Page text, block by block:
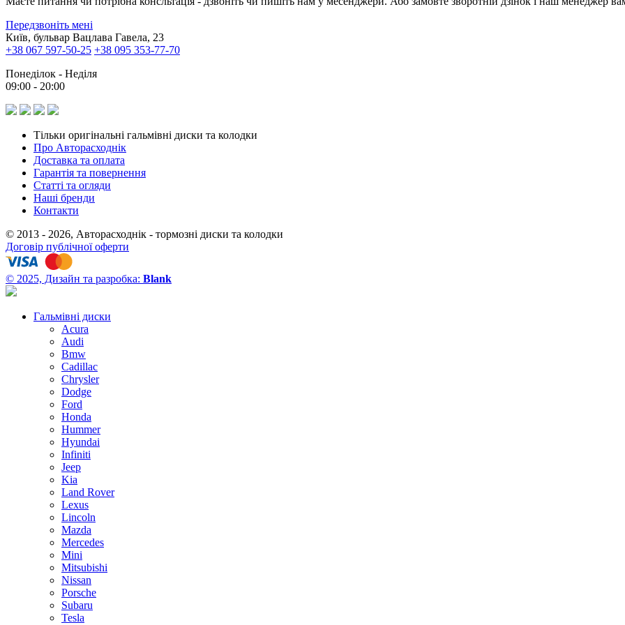
Передзвоніть мені
Київ, бульвар Вацлава Гавела, 23
+38 067 597-50-25 +38 095 353-77-70
Понеділок - Неділя
09:00 - 20:00
Тільки оригінальні гальмівні диски та колодки
Про Авторасходнік
Доставка та оплата
Гарантія та повернення
Статті та огляди
Наші бренди
Контакти
© 2013 - 2026, Авторасходнік - тормозні диски та колодки
Договір публічної оферти
© 2025, Дизайн та разробка: Blank
Гальмівні диски
Acura
Audi
Bmw
Cadillac
Chrysler
Dodge
Ford
Honda
Hummer
Hyundai
Infiniti
Jeep
Kia
Land Rover
Lexus
Lincoln
Mazda
Mercedes
Mini
Mitsubishi
Nissan
Porsche
Subaru
Tesla